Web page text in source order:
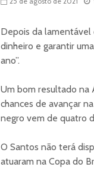
Depois da lamentável
dinheiro e garantir
ano”.
Um bom resultado na
chances de avançar
negro vem de quatro
O Santos não terá
atuaram na Copa do